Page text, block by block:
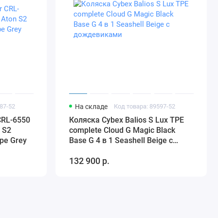
52
6550
S2
Grey
На складе Код товара: 89597-52
Коляска Cybex Balios S Lux TPE
complete Cloud G Magic Black
Base G 4 в 1 Seashell Beige с
132 900 р.